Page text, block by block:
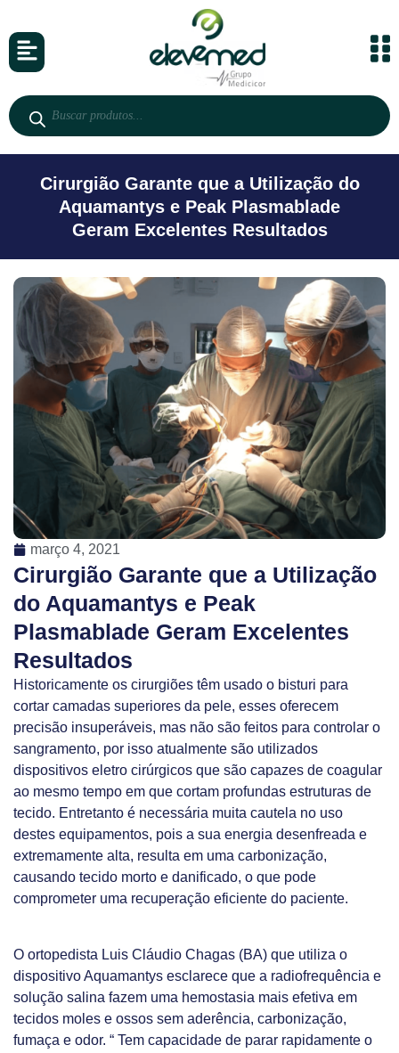
Cirurgião Garante que a Utilização do
Aquamantys e Peak Plasmablade
Geram Excelentes Resultados
março 4, 2021
Cirurgião Garante que a Utilização
do Aquamantys e Peak
Plasmablade Geram Excelentes
Resultados
Historicamente os cirurgiões têm usado o bisturi para
cortar camadas superiores da pele, esses oferecem
precisão insuperáveis, mas não são feitos para controlar o
sangramento, por isso atualmente são utilizados
dispositivos eletro cirúrgicos que são capazes de coagular
ao mesmo tempo em que cortam profundas estruturas de
tecido. Entretanto é necessária muita cautela no uso
destes equipamentos, pois a sua energia desenfreada e
extremamente alta, resulta em uma carbonização,
causando tecido morto e danificado, o que pode
comprometer uma recuperação eficiente do paciente.
O ortopedista Luis Cláudio Chagas (BA) que utiliza o
dispositivo Aquamantys esclarece que a radiofrequência e
solução salina fazem uma hemostasia mais efetiva em
tecidos moles e ossos sem aderência, carbonização,
fumaça e odor. “ Tem capacidade de parar rapidamente o